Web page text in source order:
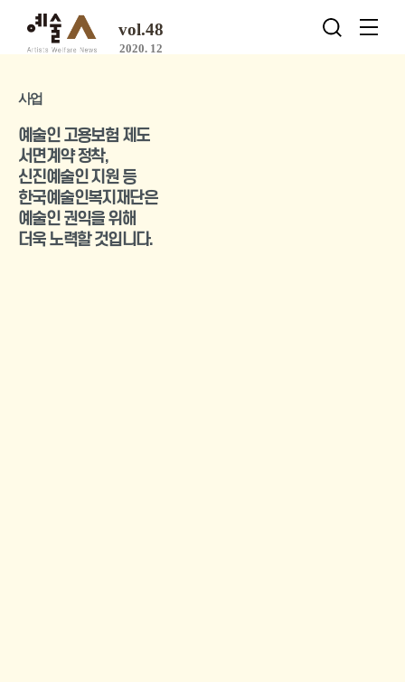
vol.48
2020. 12
사업
예술인 고용보험 제도
서면계약 정착,
신진예술인 지원 등
한국예술인복지재단은
예술인 권익을 위해
더욱 노력할 것입니다.